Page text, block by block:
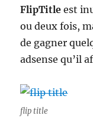
FlipTitle est
ou deux fois,
de gagner
adsense qu’il
flip title